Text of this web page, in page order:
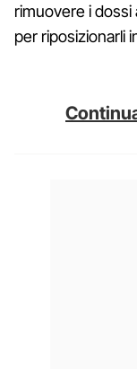
rimuovere i dossi
per riposizionarli